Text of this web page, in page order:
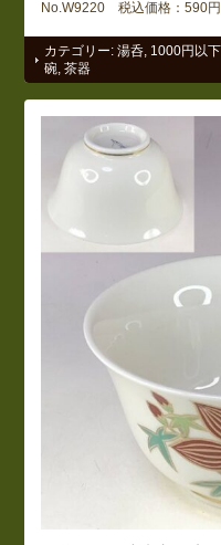
No.W9220 税込価格：590円
カテゴリー:湯呑, 1000円以下
碗,茶器